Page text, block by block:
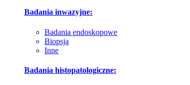
Badania inwazyjne:
Badania endoskopowe
Biopsja
Inne
Badania histopatologiczne: